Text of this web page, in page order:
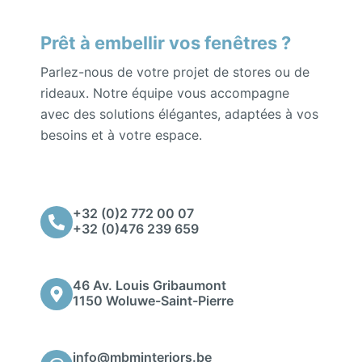
Prêt à embellir vos fenêtres ?
Parlez-nous de votre projet de stores ou de
rideaux. Notre équipe vous accompagne
avec des solutions élégantes, adaptées à vos
besoins et à votre espace.
+32 (0)2 772 00 07
+32 (0)476 239 659
46 Av. Louis Gribaumont
1150 Woluwe-Saint-Pierre
info@mbminteriors.be